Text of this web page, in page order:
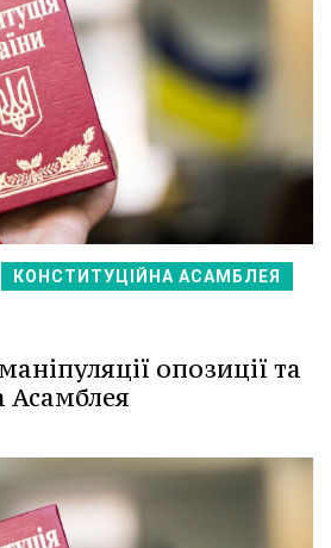
КОНСТИТУЦІЙНА АСАМБЛЕЯ
опозиції та
Асамблея